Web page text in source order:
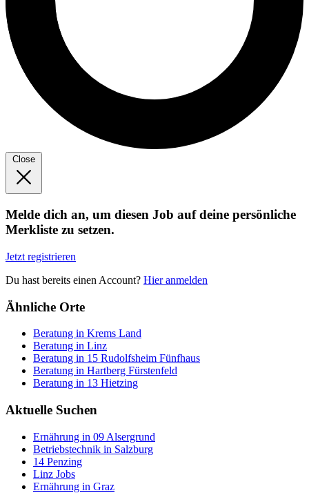
Close
Melde dich an, um diesen Job auf deine persönliche
Merkliste zu setzen.
Jetzt registrieren
Du hast bereits einen Account? Hier anmelden
Ähnliche Orte
Beratung in Krems Land
Beratung in Linz
Beratung in 15 Rudolfsheim Fünfhaus
Beratung in Hartberg Fürstenfeld
Beratung in 13 Hietzing
Aktuelle Suchen
Ernährung in 09 Alsergrund
Betriebstechnik in Salzburg
14 Penzing
Linz Jobs
Ernährung in Graz